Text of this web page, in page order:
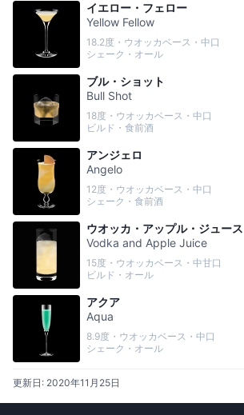
イエロー・フェロー
Yellow Fellow
18.2度・ウオッカベース・中口
シェーク・オール
ブル・ショット
Bull Shot
18度・ウオッカベース・中口
ビルド・食前酒
アンジェロ
Angelo
12度・ウオッカベース・中口
シェーク・食前酒
ウオッカ・アップル・ジュース
Vodka and Apple Juice
15度・ウオッカベース・中甘口
ビルド・オール
アクア
Aqua
8.9度・ウオッカベース・中口
シェーク・オール
更新日: 2020年11月25日